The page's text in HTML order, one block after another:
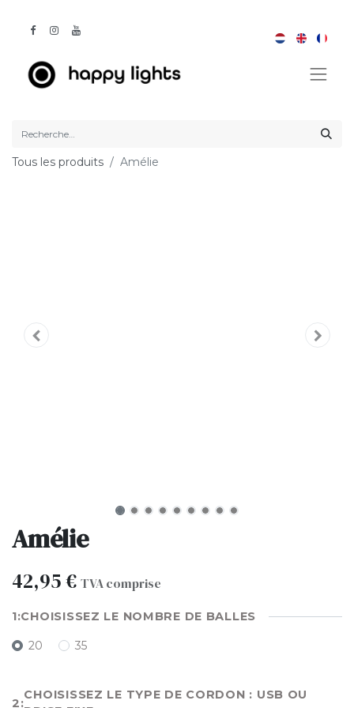
Tous les produits Amélie
Amélie
42,95€ TVA comprise
CHOISISSEZ LE NOMBRE DE BALLES
20 35
CHOISISSEZ LE TYPE DE CORDON : USB OU